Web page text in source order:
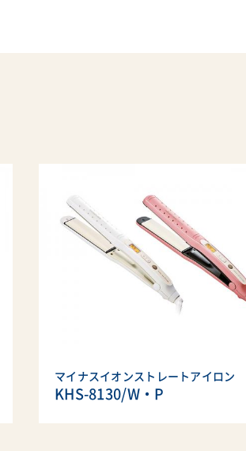
マイナスイオンストレートアイロン
KHS-8130/W・P